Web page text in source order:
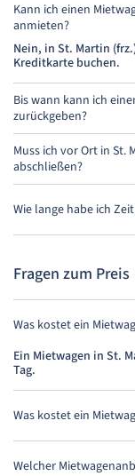
Kann ich einen
anmieten?
Nein, in St. Martin
Kreditkarte buchen.
Bis wann kann ich
zurückgeben?
Grundsätzlich kannst
zurückgeben. Wichtig
bei der Buchung
Muss ich vor Ort in St.
abschließen?
Buche am besten
Selbstbeteiligung. So
abschließen.
Wie lange habe ich
Du hast bis zu 24
Fragen zum Preis
Was kostet ein
Ein Mietwagen in St.
Tag.
Was kostet ein
Ein Mietwagen in St.
Woche (27,75 € pro
Welcher